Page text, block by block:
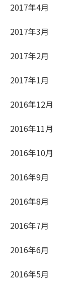
2017年4月
2017年3月
2017年2月
2017年1月
2016年12月
2016年11月
2016年10月
2016年9月
2016年8月
2016年7月
2016年6月
2016年5月